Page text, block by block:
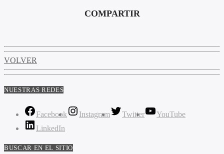
COMPARTIR
VOLVER
NUESTRAS REDES
Facebook Instagram Twitter
YouTube
LinkedIn
BUSCAR EN EL SITIO